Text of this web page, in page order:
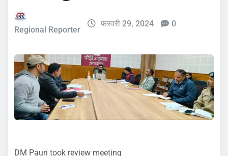
Regional Reporter
फरवरी 29, 2024 0
DM Pauri took review meeting